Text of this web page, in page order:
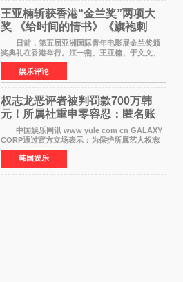
王亚楠斩获香港“金兰奖”两项大
奖 《给时间的情书》《旗袍刺
客》双双获肯定
日前，第五届亚洲国际青年电影展金兰奖颁
奖典礼在香港举行。江一燕、王亚楠、于文文、
李东学等知名演员出席活动。著名演员、导演王
亚楠凭借音乐故事片《给时间的情书》和院线电
影《旗袍刺客》
娱乐评论
权志龙恶评者被判罚款700万韩
元！所属社重申零容忍：匿名账
号也难逃刑责
中国娱乐网讯 www yule com cn GALAXY
CORP通过官方立场表示：为保护所属艺人权志
龙的名誉和权益，将持续对网络上发生的名誉损
害、散布虚假事实、侮辱、恶意诽谤等行为采取
法律应对措施。
韩国娱乐